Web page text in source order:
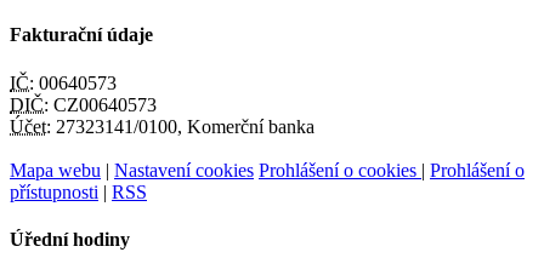
Fakturační údaje
IČ: 00640573
DIČ: CZ00640573
Účet: 27323141/0100, Komerční banka
Mapa webu | Nastavení cookies Prohlášení o cookies | Prohlášení o
přístupnosti | RSS
Úřední hodiny